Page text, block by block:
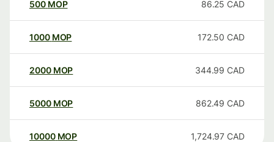
500 MOP 86.25 CAD
1000 MOP 172.50 CAD
2000 MOP 344.99 CAD
5000 MOP 862.49 CAD
10000 MOP 1,724.97 CAD